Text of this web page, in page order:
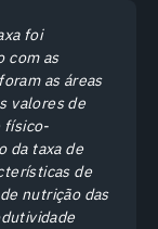
foi
com as
as áreas
valores de
físico-
da taxa de
de
nutrição das